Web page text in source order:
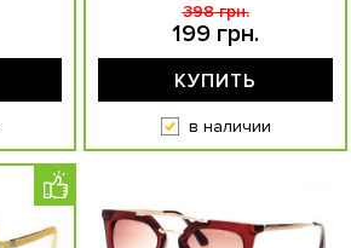
199 грн.
398 грн.
КУПИТЬ
в наличии